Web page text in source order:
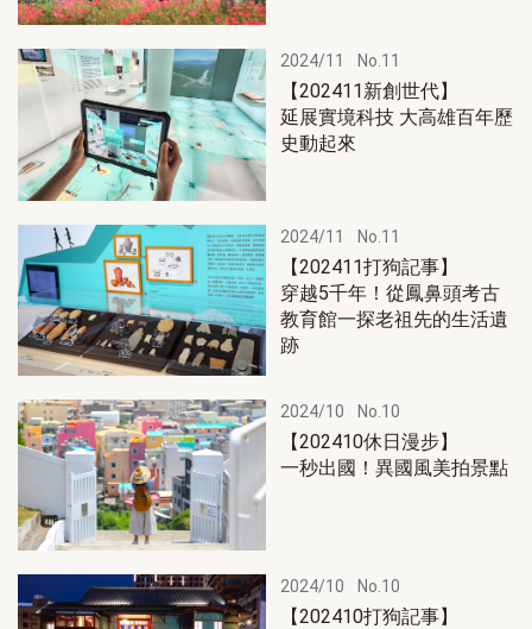
2024/11 No.11
【202411新創世代】
延展實境科技 大高雄百年歷
史動起來
2024/11 No.11
【202411打狗記事】
穿越5千年！從鳳鼻頭考古
教育館一探老祖先的生活遺
跡
2024/10 No.10
【202410休日漫步】
一秒出國！異國風美拍景點
2024/10 No.10
【202410打狗記事】